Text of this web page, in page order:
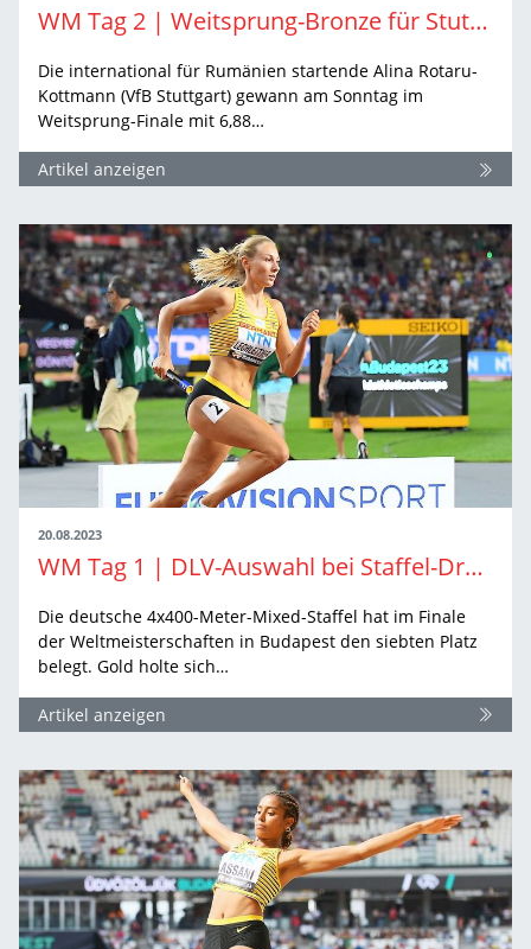
WM Tag 2 | Weitsprung-Bronze für Stuttgarterin Rotaru-Kottmann
Die international für Rumänien startende Alina Rotaru-
Kottmann (VfB Stuttgart) gewann am Sonntag im
Weitsprung-Finale mit 6,88…
Artikel anzeigen
20.08.2023
WM Tag 1 | DLV-Auswahl bei Staffel-Drama auf Rang sieben
Die deutsche 4x400-Meter-Mixed-Staffel hat im Finale
der Weltmeisterschaften in Budapest den siebten Platz
belegt. Gold holte sich…
Artikel anzeigen